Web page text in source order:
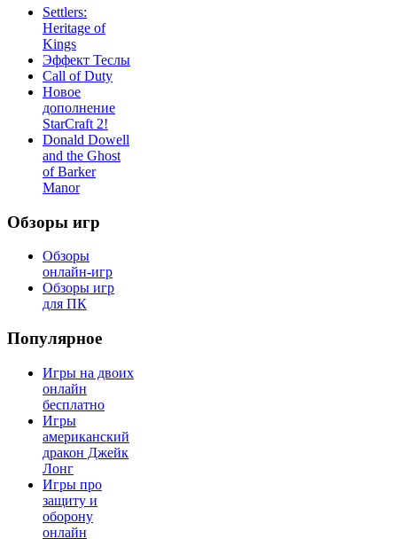
Settlers:
Heritage of
Kings
Эффект Теслы
Call of Duty
Новое
дополнение
StarCraft 2!
Donald Dowell
and the Ghost
of Barker
Manor
Обзоры игр
Обзоры
онлайн-игр
Обзоры игр
для ПК
Популярное
Игры на двоих
онлайн
бесплатно
Игры
американский
дракон Джейк
Лонг
Игры про
защиту и
оборону
онлайн